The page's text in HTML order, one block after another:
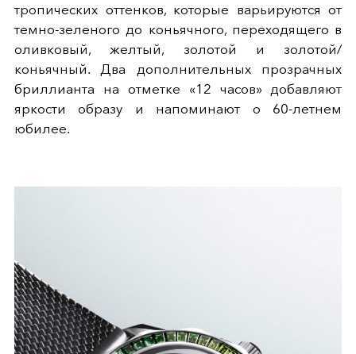
тропических оттенков, которые варьируются от
темно-зеленого до коньячного, переходящего в
оливковый, желтый, золотой и золотой/
коньячный. Два дополнительных прозрачных
бриллианта на отметке «12 часов» добавляют
яркости образу и напоминают о 60-летнем
юбилее.